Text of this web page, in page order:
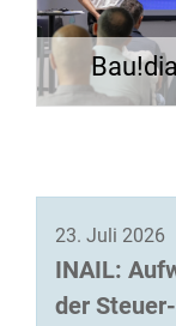
23. Juli 2026
INAIL:
der